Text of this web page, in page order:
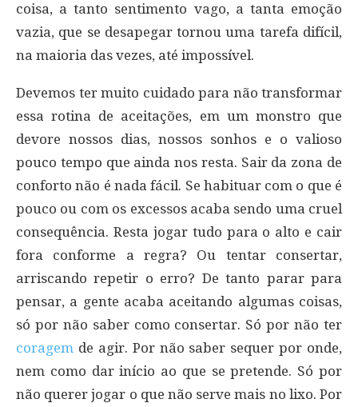
coisa, a tanto sentimento vago, a tanta emoção
vazia, que se desapegar tornou uma tarefa difícil,
na maioria das vezes, até impossível.
Devemos ter muito cuidado para não transformar
essa rotina de aceitações, em um monstro que
devore nossos dias, nossos sonhos e o valioso
pouco tempo que ainda nos resta. Sair da zona de
conforto não é nada fácil. Se habituar com o que é
pouco ou com os excessos acaba sendo uma cruel
consequência. Resta jogar tudo para o alto e cair
fora conforme a regra? Ou tentar consertar,
arriscando repetir o erro? De tanto parar para
pensar, a gente acaba aceitando algumas coisas,
só por não saber como consertar. Só por não ter
coragem de agir. Por não saber sequer por onde,
nem como dar início ao que se pretende. Só por
não querer jogar o que não serve mais no lixo. Por